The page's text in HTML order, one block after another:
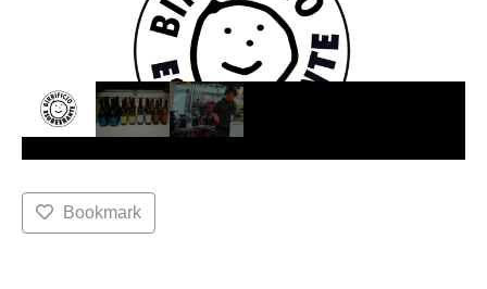
Bookmark